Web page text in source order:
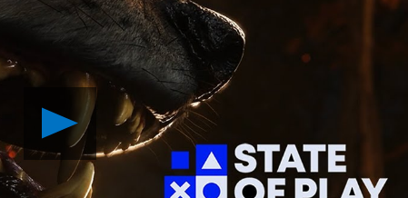
Reproduzir
Vídeo